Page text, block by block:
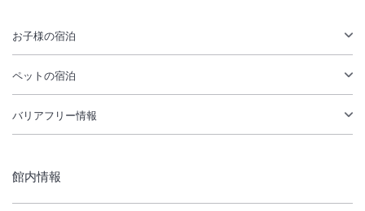
お子様の宿泊
ペットの宿泊
バリアフリー情報
館内情報